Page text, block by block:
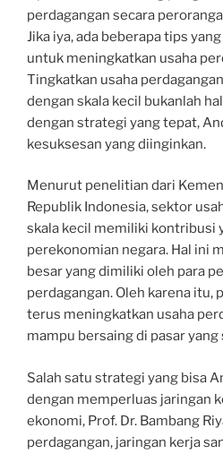
perdagangan secara
Jika iya, ada beberapa tips
untuk meningkatkan usaha
Tingkatkan usaha
dengan skala kecil bukanlah
dengan strategi yang tepat,
kesuksesan yang diinginkan.
Menurut penelitian dari
Republik Indonesia, sektor
skala kecil memiliki kontribusi
perekonomian negara. Hal ini
besar yang dimiliki oleh para
perdagangan. Oleh karena itu,
terus meningkatkan usaha
mampu bersaing di pasar
Salah satu strategi yang bisa
dengan memperluas jaringan
ekonomi, Prof. Dr. Bambang
perdagangan, jaringan kerja